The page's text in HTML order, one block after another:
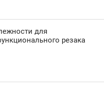
для
резака